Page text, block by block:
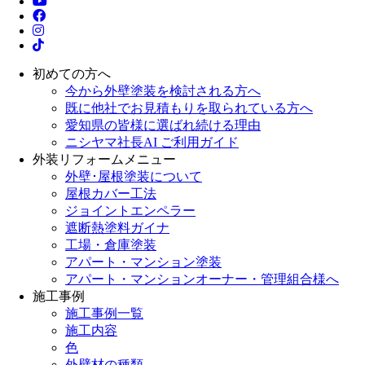
初めての方へ
今から外壁塗装を検討される方へ
既に他社でお見積もりを取られている方へ
愛知県の皆様に選ばれ続ける理由
ニシヤマ社長AI ご利用ガイド
外装リフォームメニュー
外壁･屋根塗装について
屋根カバー工法
ジョイントエンペラー
遮断熱塗料ガイナ
工場・倉庫塗装
アパート・マンション塗装
アパート・マンションオーナー・管理組合様へ
施工事例
施工事例一覧
施工内容
色